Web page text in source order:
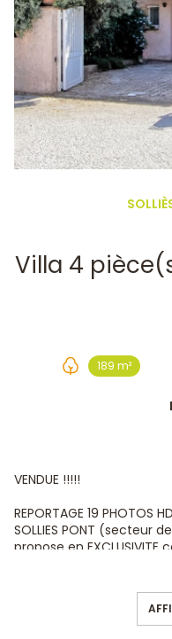
Villa 4 pièce(s) 3 chambre(s) 91
189 m²
VENDUE !!!!!
REPORTAGE 19 PHOTOS
SOLLIES PONT (secteur
propose en
Au Rez de chaussée,